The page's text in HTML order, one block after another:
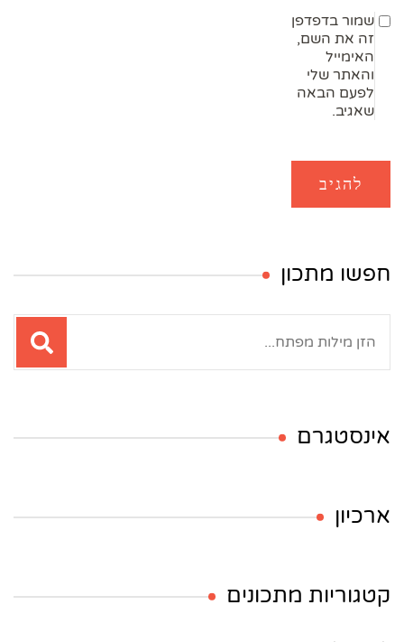
שמור בדפדפן
זה את השם,
האימייל
והאתר שלי
לפעם הבאה
שאגיב.
חפשו מתכון
אינסטגרם
ארכיון
קטגוריות מתכונים